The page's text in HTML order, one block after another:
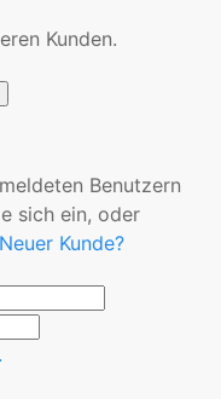
Kunden.
Benutzern
sich ein, oder
Neuer Kunde?